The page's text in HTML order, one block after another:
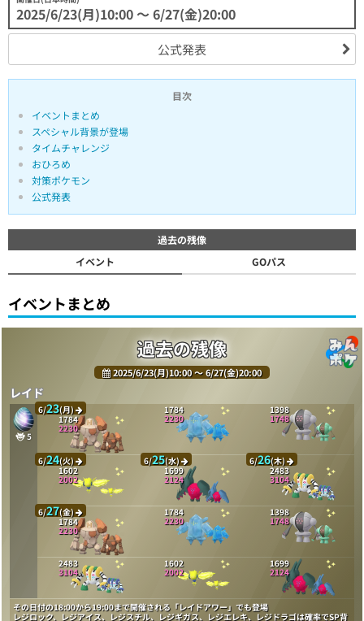
2025/6/23(月)10:00 〜 6/27(金)20:00
公式発表
目次
イベントまとめ
スペシャル背景が登場
タイムチャレンジ
おひろめ
対策ポケモン
公式発表
過去の残像
イベント
GOパス
イベントまとめ
過去の残像
2025/6/23(月)10:00 〜 6/27(金)20:00
レイド
5
6/23(月)
1784
2230
1784
2230
1398
1748
6/24(火)
1602
2002
6/25(水)
1699
2124
6/26(木)
2483
3104
6/27(金)
1784
2230
1784
2230
1398
1748
2483
3104
1602
2002
1699
2124
その日付の18:00から19:00まで開催される「レイドアワー」でも登場
レジロック、レジアイス、レジスチル、レジギガス、レジエレキ、レジドラゴは確率でSP背